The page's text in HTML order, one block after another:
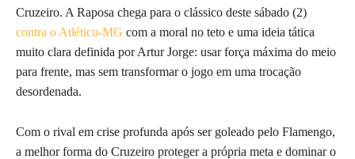
Cruzeiro. A Raposa chega para o clássico deste sábado (2)
contra o Atlético-MG com a moral no teto e uma ideia tática
muito clara definida por Artur Jorge: usar força máxima do meio
para frente, mas sem transformar o jogo em uma trocação
desordenada.
Com o rival em crise profunda após ser goleado pelo Flamengo,
a melhor forma do Cruzeiro proteger a própria meta e dominar o